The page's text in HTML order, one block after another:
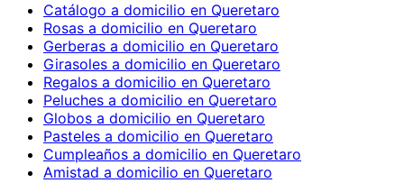
Catálogo a domicilio en Queretaro
Rosas a domicilio en Queretaro
Gerberas a domicilio en Queretaro
Girasoles a domicilio en Queretaro
Regalos a domicilio en Queretaro
Peluches a domicilio en Queretaro
Globos a domicilio en Queretaro
Pasteles a domicilio en Queretaro
Cumpleaños a domicilio en Queretaro
Amistad a domicilio en Queretaro